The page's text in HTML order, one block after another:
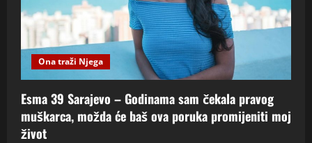
Ona traži Njega
Esma 39 Sarajevo – Godinama sam čekala pravog
muškarca, možda će baš ova poruka promijeniti moj
život